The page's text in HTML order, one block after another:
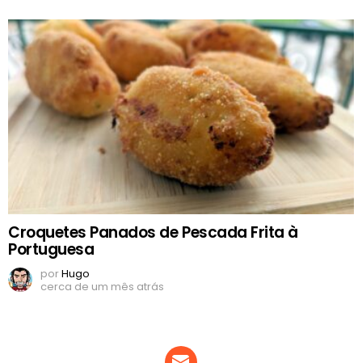
Croquetes Panados de Pescada Frita à
Portuguesa
porHugo
cerca de um mês atrás